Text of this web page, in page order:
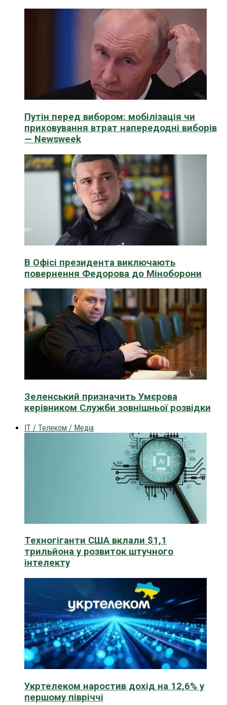
Путін перед вибором: мобілізація чи
приховування втрат напередодні виборів
— Newsweek
В Офісі президента виключають
повернення Федорова до Міноборони
Зеленський призначить Умєрова
керівником Служби зовнішньої розвідки
IT / Телеком / Медіа
Техногіганти США вклали $1,1
трильйона у розвиток штучного
інтелекту
Укртелеком наростив дохід на 12,6% у
першому півріччі